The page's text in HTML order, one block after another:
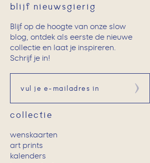
blijf nieuwsgierig
Blijf op de hoogte van onze slow
blog, ontdek als eerste de nieuwe
collectie en laat je inspireren.
Schrijf je in!
collectie
wenskaarten
art prints
kalenders